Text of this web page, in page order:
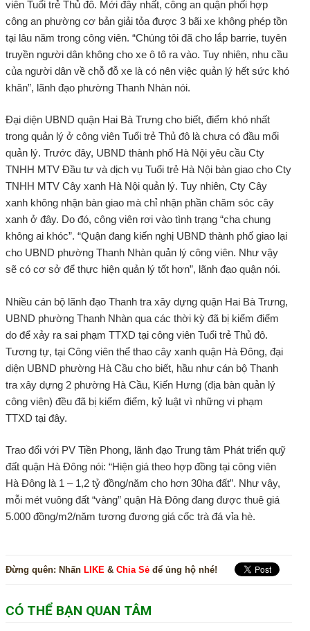
viên Tuổi trẻ Thủ đô. Mới đây nhất, công an quận phối hợp
công an phường cơ bản giải tỏa được 3 bãi xe không phép tồn
tại lâu năm trong công viên. “Chúng tôi đã cho lắp barrie, tuyên
truyền người dân không cho xe ô tô ra vào. Tuy nhiên, nhu cầu
của người dân về chỗ đỗ xe là có nên việc quản lý hết sức khó
khăn”, lãnh đạo phường Thanh Nhàn nói.
Đại diện UBND quận Hai Bà Trưng cho biết, điểm khó nhất
trong quản lý ở công viên Tuổi trẻ Thủ đô là chưa có đầu mối
quản lý. Trước đây, UBND thành phố Hà Nội yêu cầu Cty
TNHH MTV Đầu tư và dịch vụ Tuổi trẻ Hà Nội bàn giao cho Cty
TNHH MTV Cây xanh Hà Nội quản lý. Tuy nhiên, Cty Cây
xanh không nhận bàn giao mà chỉ nhận phần chăm sóc cây
xanh ở đây. Do đó, công viên rơi vào tình trạng “cha chung
không ai khóc”. “Quận đang kiến nghị UBND thành phố giao lại
cho UBND phường Thanh Nhàn quản lý công viên. Như vậy
sẽ có cơ sở để thực hiện quản lý tốt hơn”, lãnh đạo quận nói.
Nhiều cán bộ lãnh đạo Thanh tra xây dựng quận Hai Bà Trưng,
UBND phường Thanh Nhàn qua các thời kỳ đã bị kiểm điểm
do để xảy ra sai phạm TTXD tại công viên Tuổi trẻ Thủ đô.
Tương tự, tại Công viên thể thao cây xanh quận Hà Đông, đại
diện UBND phường Hà Cầu cho biết, hầu như cán bộ Thanh
tra xây dựng 2 phường Hà Cầu, Kiến Hưng (địa bàn quản lý
công viên) đều đã bị kiểm điểm, kỷ luật vì những vi phạm
TTXD tại đây.
Trao đổi với PV Tiền Phong, lãnh đạo Trung tâm Phát triển quỹ
đất quận Hà Đông nói: “Hiện giá theo hợp đồng tại công viên
Hà Đông là 1 – 1,2 tỷ đồng/năm cho hơn 30ha đất”. Như vậy,
mỗi mét vuông đất “vàng” quận Hà Đông đang được thuê giá
5.000 đồng/m2/năm tương đương giá cốc trà đá vỉa hè.
Đừng quên: Nhấn LIKE & Chia Sẻ để ủng hộ nhé!
CÓ THỂ BẠN QUAN TÂM